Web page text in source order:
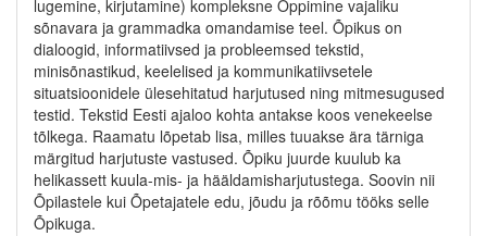
lugemine, kirjutamine) kompleksne Õppimine vajaliku
sõnavara ja grammadka omandamise teel. Õpikus on
dialoogid, informatiivsed ja probleemsed tekstid,
minisõnastikud, keelelised ja kommunikatiivsetele
situatsioonidele ülesehitatud harjutused ning mitmesugused
testid. Tekstid Eesti ajaloo kohta antakse koos venekeelse
tõlkega. Raamatu lõpetab lisa, milles tuuakse ära tärniga
märgitud harjutuste vastused. Õpiku juurde kuulub ka
helikassett kuula-mis- ja hääldamisharjutustega. Soovin nii
Õpilastele kui Õpetajatele edu, jõudu ja rõõmu tööks selle
Õpikuga.